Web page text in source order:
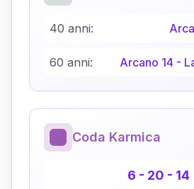
40 anni:
60 anni: Arcano 14 -
Coda Karmica
6 - 20 - 14